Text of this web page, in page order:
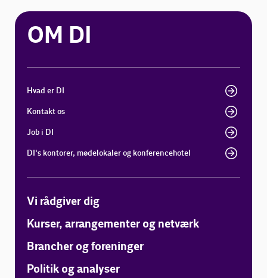
OM DI
Hvad er DI
Kontakt os
Job i DI
DI's kontorer, mødelokaler og konferencehotel
Vi rådgiver dig
Kurser, arrangementer og netværk
Brancher og foreninger
Politik og analyser